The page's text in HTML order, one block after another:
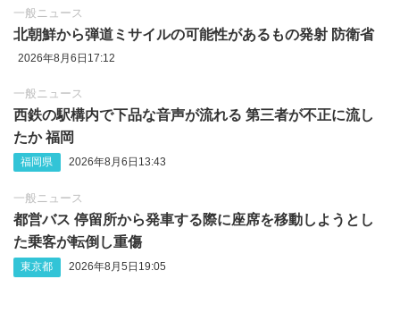
一般ニュース
北朝鮮から弾道ミサイルの可能性があるもの発射 防衛省
2026年8月6日17:12
一般ニュース
西鉄の駅構内で下品な音声が流れる 第三者が不正に流し
たか 福岡
福岡県 2026年8月6日13:43
一般ニュース
都営バス 停留所から発車する際に座席を移動しようとし
た乗客が転倒し重傷
東京都 2026年8月5日19:05